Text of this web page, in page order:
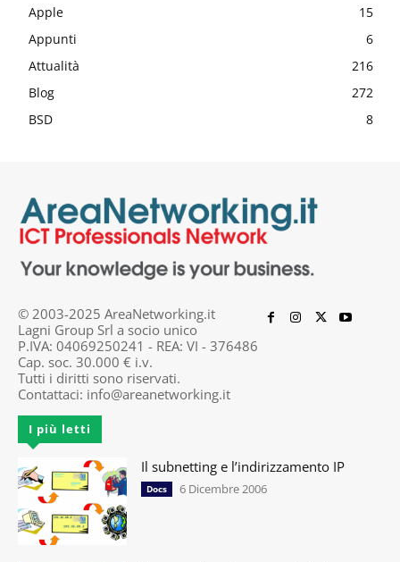
Apple
15
Appunti
6
Attualità
216
Blog
272
BSD
8
© 2003-2025 AreaNetworking.it
Lagni Group Srl a socio unico
P.IVA: 04069250241 - REA: VI - 376486
Cap. soc. 30.000 € i.v.
Tutti i diritti sono riservati.
Contattaci: info@areanetworking.it
I più letti
Il subnetting e l’indirizzamento IP
Docs 6 Dicembre 2006